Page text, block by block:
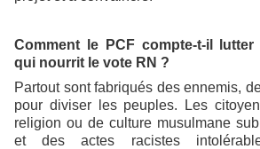
Comment le PCF compte-t-il
qui nourrit le vote RN ?
Partout sont fabriqués des ennemis,
pour diviser les peuples. Les
religion ou de culture musulmane
et des actes racistes